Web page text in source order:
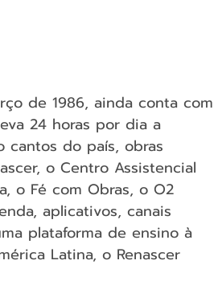
de 1986, ainda conta com
24 horas por dia a
cantos do país, obras
o Centro Assistencial
o Fé com Obras, o O2
aplicativos, canais
plataforma de ensino à
Latina, o Renascer